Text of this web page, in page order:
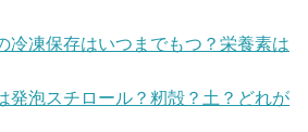
冷凍保存はいつまでもつ？栄養素は
発泡スチロール？籾殻？土？どれが